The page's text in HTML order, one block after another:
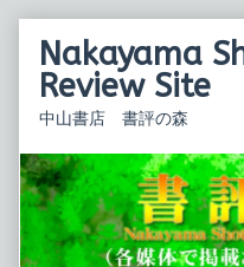
contentNakayama
Review Site
中山書店 書評の森